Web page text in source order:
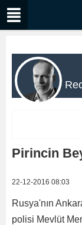
Pirincin
22-12-2016 08:03
Rusya'nın
polisi Mevlüt